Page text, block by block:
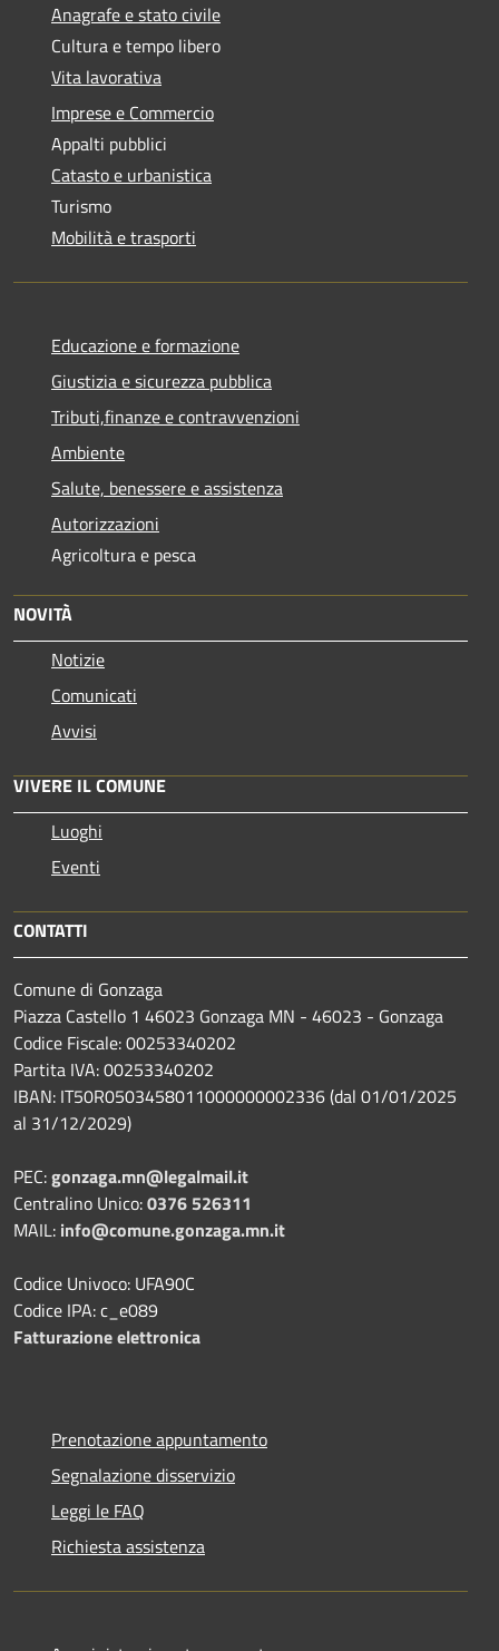
Anagrafe e stato civile
Cultura e tempo libero
Vita lavorativa
Imprese e Commercio
Appalti pubblici
Catasto e urbanistica
Turismo
Mobilità e trasporti
Educazione e formazione
Giustizia e sicurezza pubblica
Tributi,finanze e contravvenzioni
Ambiente
Salute, benessere e assistenza
Autorizzazioni
Agricoltura e pesca
NOVITÀ
Notizie
Comunicati
Avvisi
VIVERE IL COMUNE
Luoghi
Eventi
CONTATTI
Comune di Gonzaga
Piazza Castello 1 46023 Gonzaga MN - 46023 - Gonzaga
Codice Fiscale: 00253340202
Partita IVA: 00253340202
IBAN: IT50R0503458011000000002336 (dal 01/01/2025
al 31/12/2029)
PEC:gonzaga.mn@legalmail.it
Centralino Unico:0376 526311
MAIL: info@comune.gonzaga.mn.it
Codice Univoco: UFA90C
Codice IPA: c_e089
Fatturazione elettronica
Prenotazione appuntamento
Segnalazione disservizio
Leggi le FAQ
Richiesta assistenza